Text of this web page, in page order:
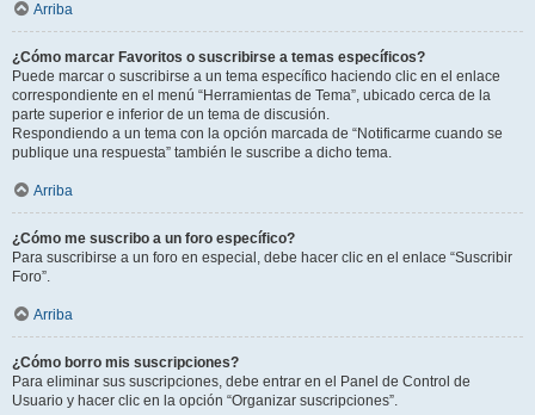
Arriba
¿Cómo marcar Favoritos o suscribirse a temas específicos?
Puede marcar o suscribirse a un tema específico haciendo clic en el enlace
correspondiente en el menú “Herramientas de Tema”, ubicado cerca de la
parte superior e inferior de un tema de discusión.
Respondiendo a un tema con la opción marcada de “Notificarme cuando se
publique una respuesta” también le suscribe a dicho tema.
Arriba
¿Cómo me suscribo a un foro específico?
Para suscribirse a un foro en especial, debe hacer clic en el enlace “Suscribir
Foro”.
Arriba
¿Cómo borro mis suscripciones?
Para eliminar sus suscripciones, debe entrar en el Panel de Control de
Usuario y hacer clic en la opción “Organizar suscripciones”.